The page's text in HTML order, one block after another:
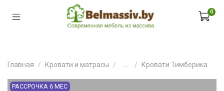
0
Главная Кровати и матрасы Кровати Тимберика
РАССРОЧКА 6 МЕС